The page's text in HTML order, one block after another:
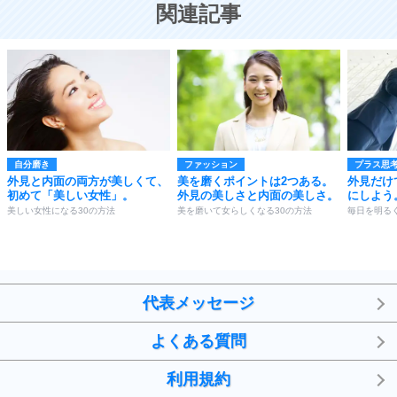
関連記事
自分磨き
外見と内面の両方が美しくて、
初めて「美しい女性」。
美しい女性になる30の方法
ファッション
美を磨くポイントは2つある。
外見の美しさと内面の美しさ。
美を磨いて女らしくなる30の方法
プラス思
外見だけ
にしよう
毎日を明る
代表メッセージ
よくある質問
利用規約